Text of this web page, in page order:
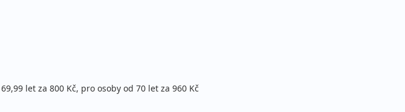
40 590 Kč
let za 800 Kč, pro osoby od 70 let za 960 Kč